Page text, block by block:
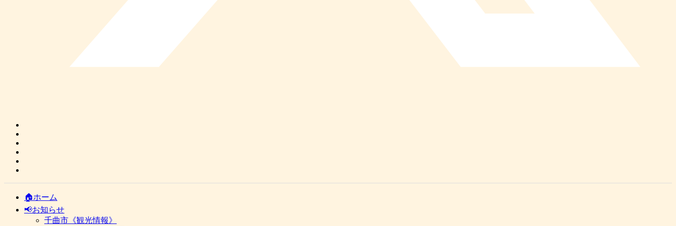
🏠ホーム
📢お知らせ
千曲市《観光情報》